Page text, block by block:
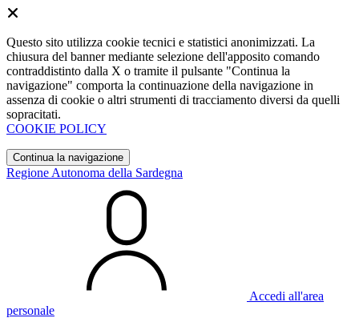
Questo sito utilizza cookie tecnici e statistici anonimizzati. La
chiusura del banner mediante selezione dell'apposito comando
contraddistinto dalla X o tramite il pulsante "Continua la
navigazione" comporta la continuazione della navigazione in
assenza di cookie o altri strumenti di tracciamento diversi da quelli
sopracitati.
COOKIE POLICY
Continua la navigazione
Regione Autonoma della Sardegna
Accedi all'area
personale